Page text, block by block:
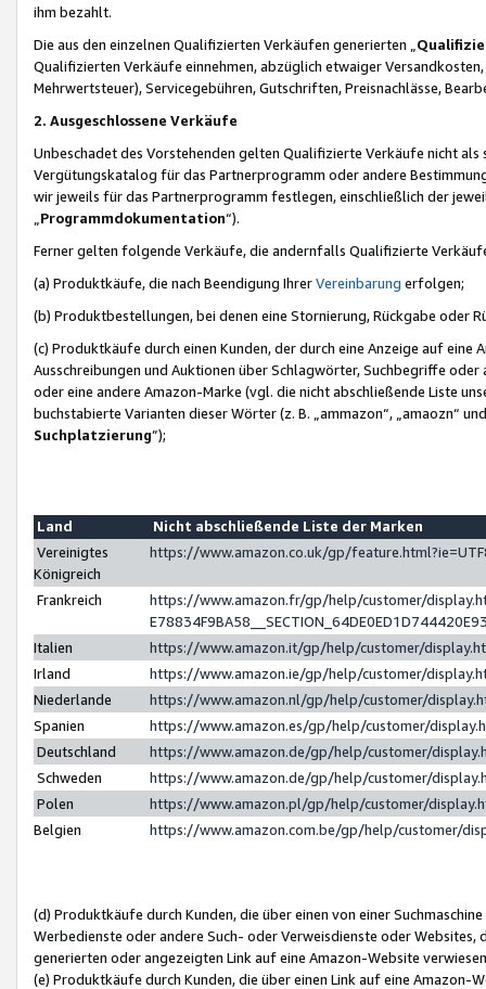
ihm bezahlt.
Die aus den einzelnen Qualifizierten Verkäufen generierten „
Qualifizierten Verkäufe einnehmen, abzüglich etwaiger
Mehrwertsteuer), Servicegebühren, Gutschriften, Preisnachlässe,
2. Ausgeschlossene Verkäufe
Unbeschadet des Vorstehenden gelten Qualifizierte Verkäufe nicht
Vergütungskatalog für das Partnerprogramm oder andere
wir jeweils für das Partnerprogramm festlegen, einschließlich der
Programmdokumentation“).
Ferner gelten folgende Verkäufe, die andernfalls Qualifizierte
(a) Produktkäufe, die nach Beendigung IhrerVereinbarung erfolgen;
(b) Produktbestellungen, bei denen eine Stornierung, Rückgabe oder
(c) Produktkäufe durch einen Kunden, der durch eine Anzeige auf
Ausschreibungen und Auktionen über Schlagwörter, Suchbegriffe
oder eine andere Amazon-Marke (vgl. die nicht abschließende Liste
buchstabierte Varianten dieser Wörter (z. B. „ammazon“, „amaozn“
Suchplatzierung”);
Land
Nicht abschließende Liste der Marken
Vereinigtes
Königreich
https://www.amazon.co.uk/gp/
Frankreich
https://www.amazon.fr/gp/help/customer/
Italien
https://www.amazon.it/gp/help/customer/
Irland
https://www.amazon.ie/gp/help/customer/
Niederlande
https://www.amazon.nl/gp/help/customer/
Spanien
https://www.amazon.es/gp/help/customer/
Deutschland
https://www.amazon.de/gp/help/customer/
Schweden
https://www.amazon.de/gp/help/customer/
Polen
https://www.amazon.pl/gp/help/customer/
Belgien
https://www.amazon.com.be/gp/help/customer/
(d) Produktkäufe durch Kunden, die über einen von einer
Werbedienste oder andere Such- oder Verweisdienste oder Websites,
generierten oder angezeigten Link auf eine Amazon-Website
(e) Produktkäufe durch Kunden, die über einen Link auf eine